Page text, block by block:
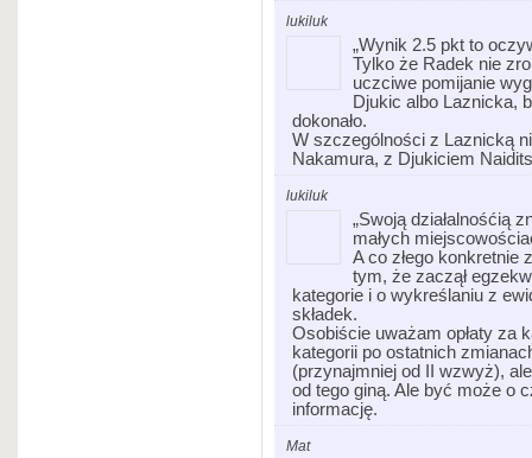
lukiluk
„Wynik 2.5 pkt to
Tylko że Radek nie
uczciwe pomijanie
Djukic albo Laznicka,
dokonało.
W szczególności z Laznicką
Nakamura, z Djukiciem
lukiluk
„Swoją działalnośćią
małych
A co złego konkretnie
tym, że zaczął
kategorie i o wykreślaniu z
składek.
Osobiście uważam opłaty za
kategorii po ostatnich
(przynajmniej od II wzwyż),
od tego giną. Ale być może o
informację.
Mat